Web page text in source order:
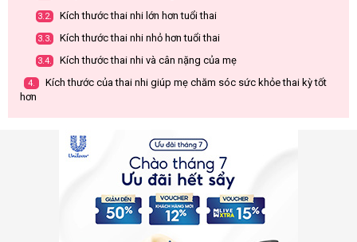
3.2. Kích thước thai nhi lớn hơn tuổi thai
3.3. Kích thước thai nhi nhỏ hơn tuổi thai
3.4. Kích thước thai nhi và cân nặng của mẹ
4.
Kích thước của thai nhi giúp mẹ chăm sóc sức khỏe thai kỳ tốt
hơn